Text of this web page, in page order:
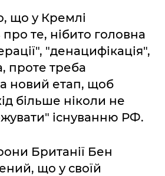
що у Кремлі
те, нібито головна
"денацифікація",
проте треба
новий етап, щоб
більше ніколи не
існуванню РФ.
Британії Бен
що у своїй